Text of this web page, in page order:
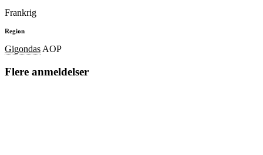
Frankrig
Region
Gigondas AOP
Flere anmeldelser